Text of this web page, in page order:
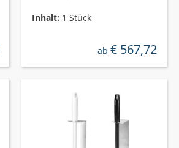
Inhalt: 1 Stück
regulärer preis:
ab € 567,72